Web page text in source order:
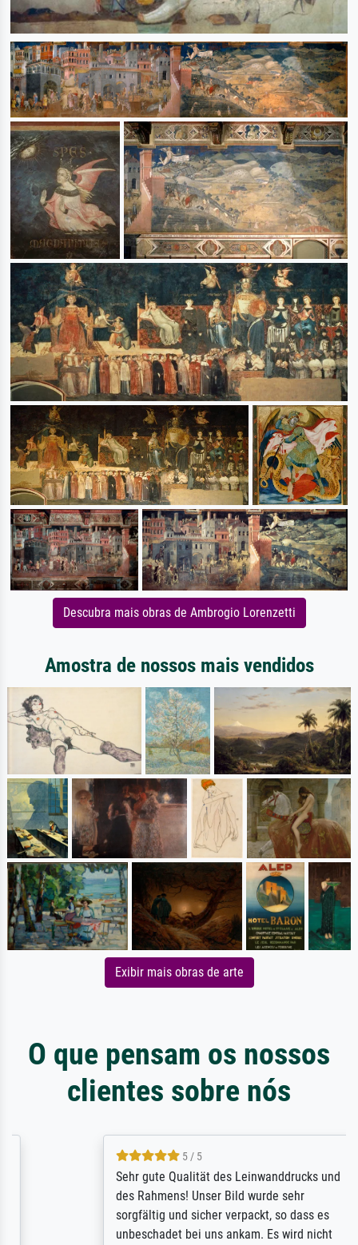
Descubra mais obras de Ambrogio Lorenzetti
Amostra de nossos mais vendidos
Exibir mais obras de arte
O que pensam os nossos
clientes sobre nós
5 / 5
Sehr gute Qualität des Leinwanddrucks und
des Rahmens! Unser Bild wurde sehr
sorgfältig und sicher verpackt, so dass es
unbeschadet bei uns ankam. Es wird nicht